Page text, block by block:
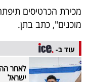
פעולה
דרושים
מוכנים", כתב בתן.
עוד ב-
ישראל